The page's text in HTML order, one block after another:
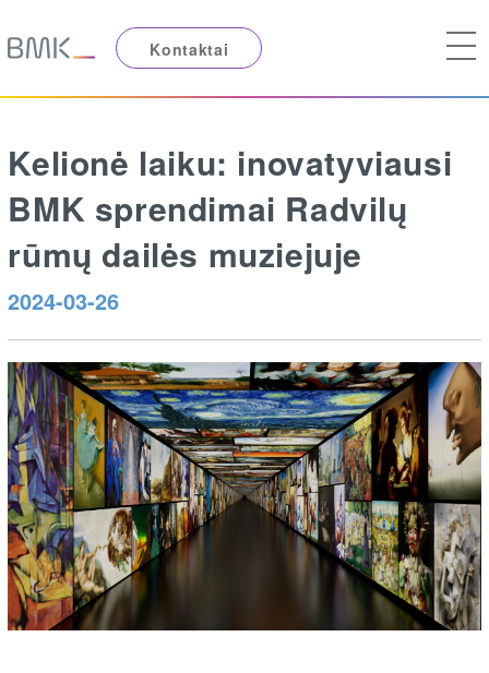
Kontaktai
Kelionė laiku: inovatyviausi
BMK sprendimai Radvilų
rūmų dailės muziejuje
2024-03-26